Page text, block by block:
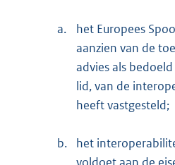
a.
het Europees
aanzien van de
advies als
lid, van de
heeft vastgesteld;
b.
het